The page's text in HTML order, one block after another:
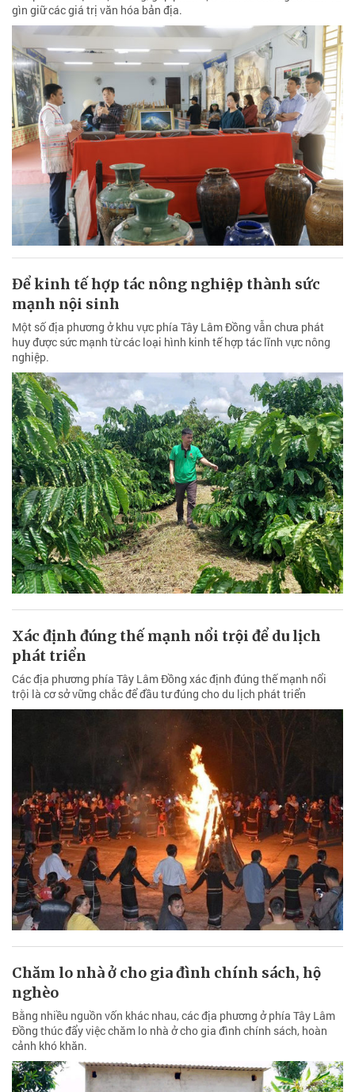
gìn giữ các giá trị văn hóa bản địa.
Để kinh tế hợp tác nông nghiệp thành sức
mạnh nội sinh
Một số địa phương ở khu vực phía Tây Lâm Đồng vẫn chưa phát
huy được sức mạnh từ các loại hình kinh tế hợp tác lĩnh vực nông
nghiệp.
Xác định đúng thế mạnh nổi trội để du lịch
phát triển
Các địa phương phía Tây Lâm Đồng xác định đúng thế mạnh nổi
trội là cơ sở vững chắc để đầu tư đúng cho du lịch phát triển
Chăm lo nhà ở cho gia đình chính sách, hộ
nghèo
Bằng nhiều nguồn vốn khác nhau, các địa phương ở phía Tây Lâm
Đồng thúc đẩy việc chăm lo nhà ở cho gia đình chính sách, hoàn
cảnh khó khăn.